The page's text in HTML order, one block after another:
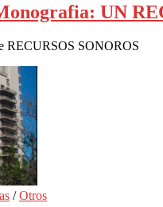
UN
RECURSOS SONOROS
/Otros